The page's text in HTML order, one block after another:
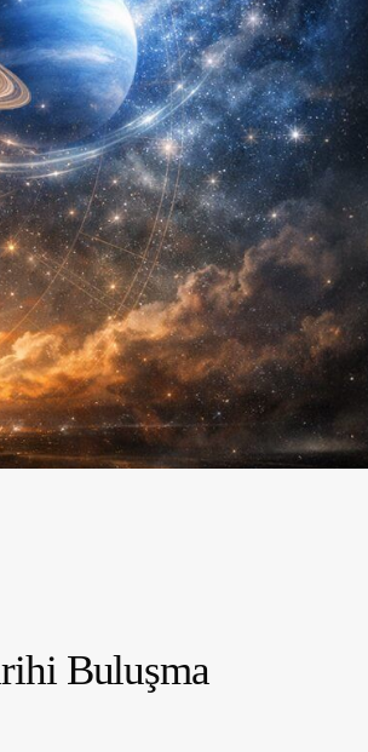
Buluşma